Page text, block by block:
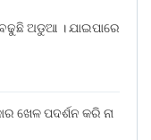
ଅଡୁଆ । ଯାଇପାରେ
ଖେଳ ପଦର୍ଶନ କରି ନା